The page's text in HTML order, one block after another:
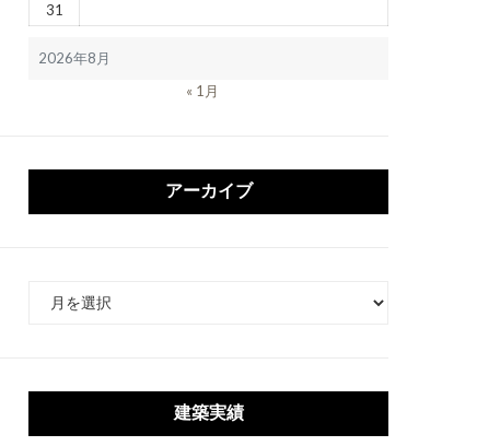
2026年8月
31
« 1月
アーカイブ
建築実績